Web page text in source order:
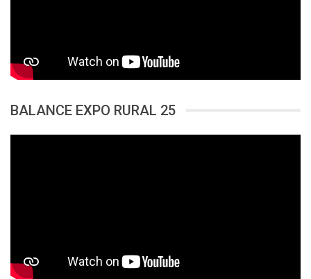
BALANCE EXPO RURAL 25